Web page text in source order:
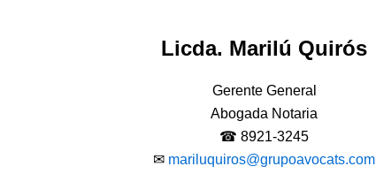
Licda. Marilú Quirós
Gerente General
Abogada Notaria
☎ 8921-3245
✉ mariluquiros@grupoavocats.com